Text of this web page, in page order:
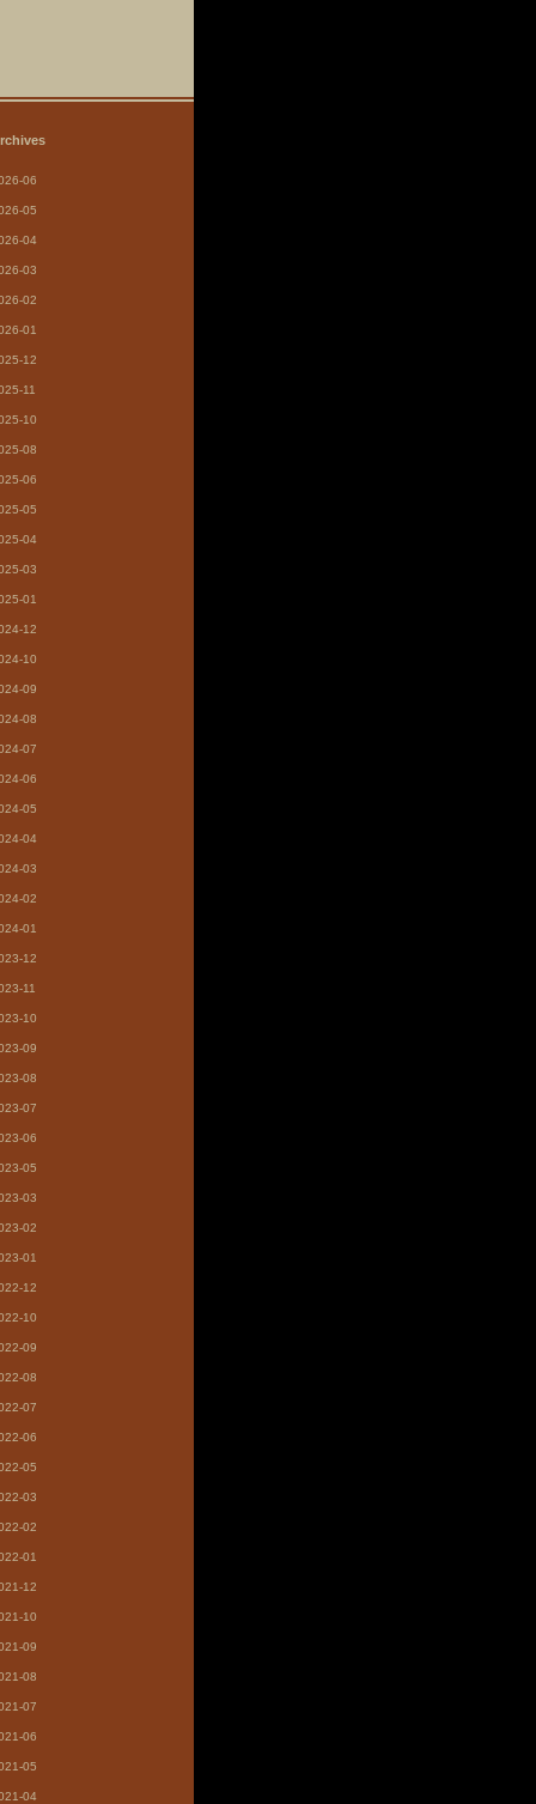
06
05
04
03
02
01
12
11
10
08
06
05
04
03
01
12
10
09
08
07
06
05
04
03
02
01
12
11
10
09
08
07
06
05
03
02
01
12
10
09
08
07
06
05
03
02
01
12
10
09
08
07
06
05
04